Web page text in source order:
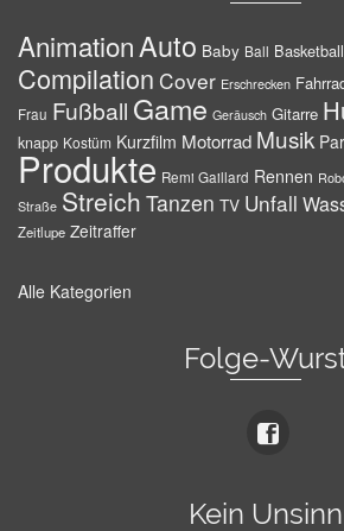
AnimationAuto Baby Ball Basketball
Compilation Cover Erschrecken
Frau Fußball Game Geräusch Gitarre
knapp Kostüm Kurzfilm Motorrad Musik
Produkte Remi Gaillard Rennen
Straße Streich Tanzen TV Unfall
Zeitlupe Zeitraffer
Alle Kategorien
Folge-
Kein Unsinn